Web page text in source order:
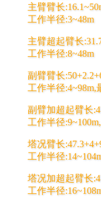
主臂臂长
工作半径:3~48m
主臂超起臂长
工作半径:8~48m
副臂臂长
工作半径:4~98m,
副臂加超起臂长
工作半径
塔况臂长
工作半径
塔况加超起臂长
工作半径